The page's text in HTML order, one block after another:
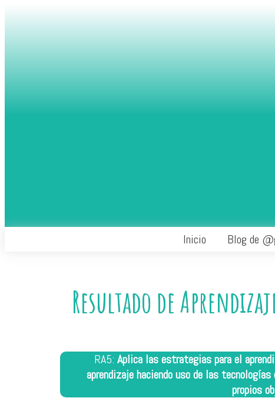
Inicio Blog de
Resultado de
RA5: Aplica las estrategias para el
aprendizaje haciendo uso de las
propios